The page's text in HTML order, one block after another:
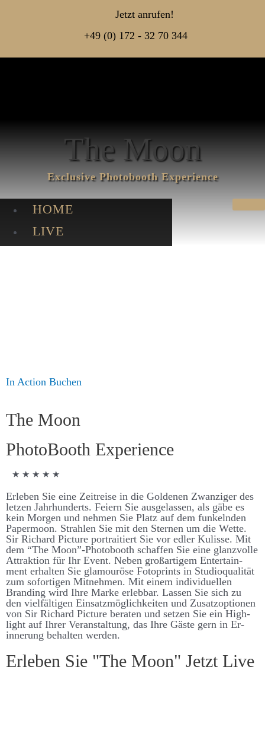
Jetzt anrufen!
+49 (0) 172 - 32 70 344
The Moon
Exclusive Photo­booth Experience
HOME
LIVE
In Action Buchen
The Moon
Photo­Booth Experience
★ ★ ★ ★ ★
Er­­­leben Sie eine Zeit­­­­reise in die Goldenen Zwanziger des
letzen Jahr­­­hunderts. Feiern Sie aus­­­­ge­­­­lassen, als gäbe es
kein Morgen und nehmen Sie Platz auf dem funkelnden
Paper­­­­moon. Strahlen Sie mit den Sternen um die Wette.
Sir Richard Picture portraitiert Sie vor edler Kulisse. Mit
dem “The Moon”-Photo­­­booth schaffen Sie eine glanz­­­­volle
Attraktion für Ihr Event. Neben groß­­­artigem Enter­­­­tain­
ment er­­­halten Sie glamouröse Foto­­­­prints in Studio­­­qualität
zum sofort­igen Mit­­­­nehmen. Mit einem individuellen
Brand­­ing wird Ihre Marke er­­leb­­bar. Lassen Sie sich zu
den viel­­­fält­igen Ein­­­satz­­­möglich­­­keiten und Zu­­satz­­­­optionen
von Sir Richard Picture be­­raten und setzen Sie ein High­­­
light auf Ihrer Ver­­­an­­stalt­­ung, das Ihre Gäste gern in Er­­­­
inner­­ung be­­­halten werden.
Er­leben Sie "The Moon" Jetzt Live